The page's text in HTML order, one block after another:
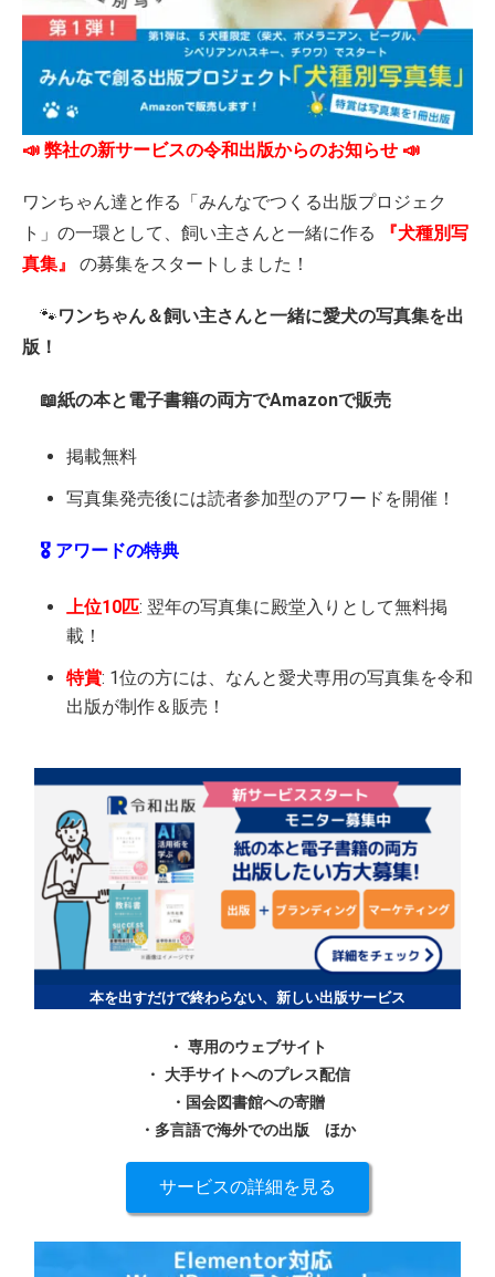
📣 弊社の新サービスの令和出版からのお知らせ 📣
ワンちゃん達と作る「みんなでつくる出版プロジェク
ト」の一環として、飼い主さんと一緒に作る
『犬種別写
真集』
の募集をスタートしました！
🐾ワンちゃん＆飼い主さんと一緒に愛犬の写真集を出
版！
📖紙の本と電子書籍の両方でAmazonで販売
掲載無料
写真集発売後には読者参加型のアワードを開催！
🎖️ アワードの特典
上位10匹: 翌年の写真集に殿堂入りとして無料掲
載！
特賞: 1位の方には、なんと愛犬専用の写真集を令和
出版が制作＆販売！
本を出すだけで終わらない、新しい出版サービス
・ 専用のウェブサイト
・ 大手サイトへのプレス配信
・国会図書館への寄贈
・多言語で海外での出版 ほか
サービスの詳細を見る